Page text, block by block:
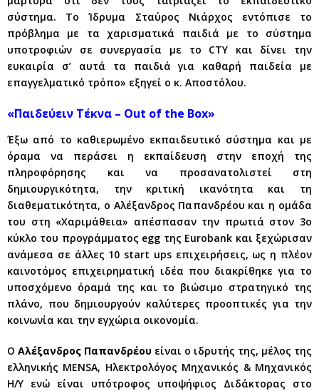
σύστημα. Το Ίδρυμα Σταύρος Νιάρχος εντόπισε το
πρόβλημα με τα χαρισματικά παιδιά με το σύστημα
υποτροφιών σε συνεργασία με το CTY και δίνει την
ευκαιρία σ’ αυτά τα παιδιά για καθαρή παιδεία με
επαγγελματικό τρόπο» εξηγεί ο κ. Αποστόλου.
«Παιδεύειν Τέκνα – Out of the Box»
Έξω από το καθιερωμένο εκπαιδευτικό σύστημα και με
όραμα να περάσει η εκπαίδευση στην εποχή της
πληροφόρησης και να προσανατολιστεί στη
δημιουργικότητα, την κριτική ικανότητα και τη
διαθεματικότητα, ο Αλέξανδρος Παπανδρέου και η ομάδα
του στη «Χαριμάθεια» απέσπασαν την πρωτιά στον 3ο
κύκλο του προγράμματος egg της Eurobank και ξεχώρισαν
ανάμεσα σε άλλες 10 start ups επιχειρήσεις, ως η πλέον
καινοτόμος επιχειρηματική ιδέα που διακρίθηκε για το
υποσχόμενο όραμά της και το βιώσιμο στρατηγικό της
πλάνο, που δημιουργούν καλύτερες προοπτικές για την
κοινωνία και την εγχώρια οικονομία.
Ο Αλέξανδρος Παπανδρέου είναι ο ιδρυτής της, μέλος της
ελληνικής MENSA, Ηλεκτρολόγος Μηχανικός & Μηχανικός
Η/Υ ενώ είναι υπότροφος υποψήφιος Διδάκτορας στο